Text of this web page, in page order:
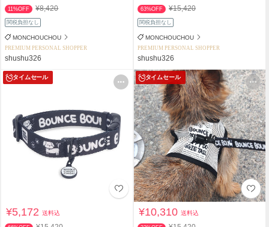
11%OFF ¥8,420
関税負担なし
MONCHOUCHOU
PREMIUM PERSONAL SHOPPER
shushu326
63%OFF ¥15,420
関税負担なし
MONCHOUCHOU
PREMIUM PERSONAL SHOPPER
shushu326
タイムセール
¥5,172送料込
タイムセール
¥10,310送料込